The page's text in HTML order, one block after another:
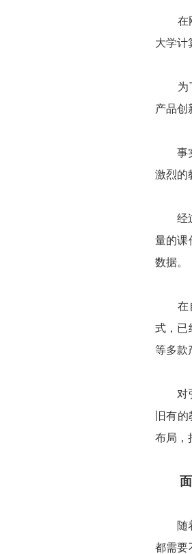
在刚
大学计
为了
产品创
事实
激烈的
经过
量的课
数据。
在自
式，已
等多款
对弘
旧有
布局，
面
随着
都需要